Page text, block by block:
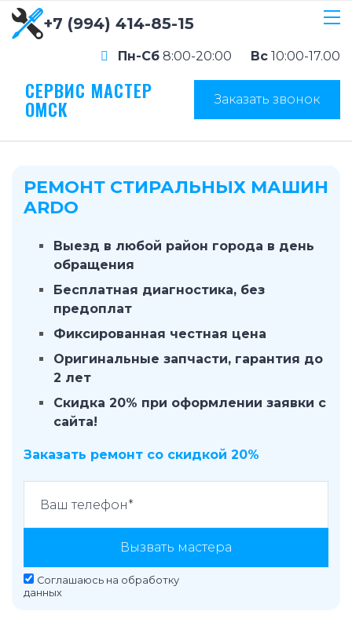
+7 (994) 414-85-15
Пн-Сб 8:00-20:00 Вс 10:00-17.00
СЕРВИС МАСТЕР
ОМСК Заказать звонок
РЕМОНТ СТИРАЛЬНЫХ МАШИН
ARDO
Выезд в любой район города в день
обращения
Бесплатная диагностика, без
предоплат
Фиксированная честная цена
Оригинальные запчасти, гарантия до
2 лет
Скидка 20% при оформлении заявки с
сайта!
Заказать ремонт со скидкой 20%
Вызвать мастера
Соглашаюсь на обработку
данных